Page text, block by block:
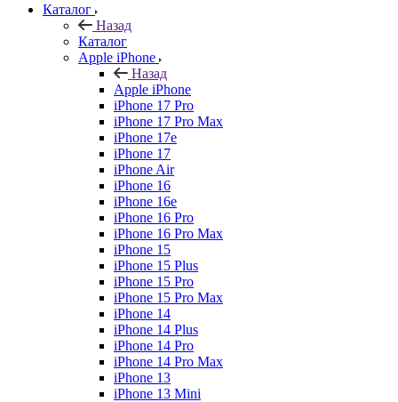
Каталог
Назад
Каталог
Apple iPhone
Назад
Apple iPhone
iPhone 17 Pro
iPhone 17 Pro Max
iPhone 17e
iPhone 17
iPhone Air
iPhone 16
iPhone 16e
iPhone 16 Pro
iPhone 16 Pro Max
iPhone 15
iPhone 15 Plus
iPhone 15 Pro
iPhone 15 Pro Max
iPhone 14
iPhone 14 Plus
iPhone 14 Pro
iPhone 14 Pro Max
iPhone 13
iPhone 13 Mini